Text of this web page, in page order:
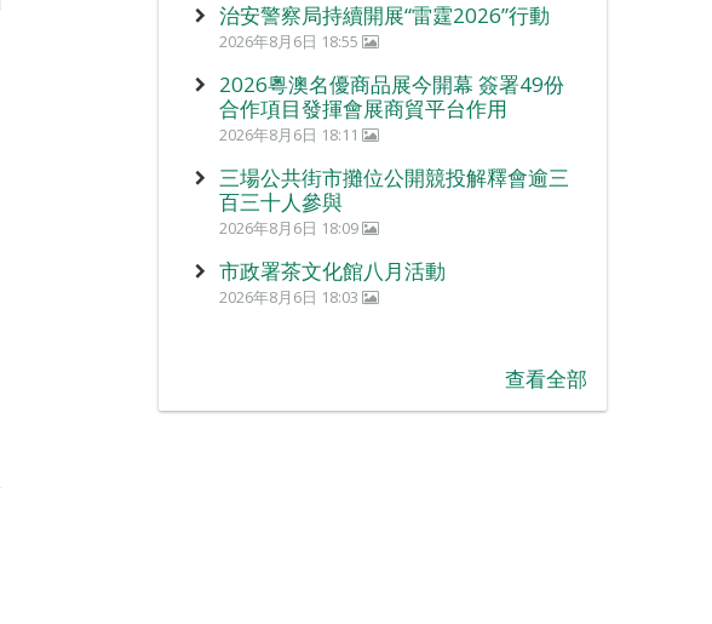
治安警察局持續開展“雷霆2026”行動
2026年8月6日 18:55
2026粵澳名優商品展今開幕 簽署49份
合作項目發揮會展商貿平台作用
2026年8月6日 18:11
三場公共街市攤位公開競投解釋會逾三
百三十人參與
2026年8月6日 18:09
市政署茶文化館八月活動
2026年8月6日 18:03
查看全部